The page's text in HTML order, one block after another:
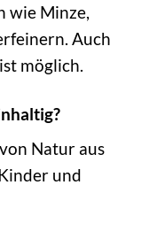
wie Minze,
Auch
möglich.
Natur aus
und